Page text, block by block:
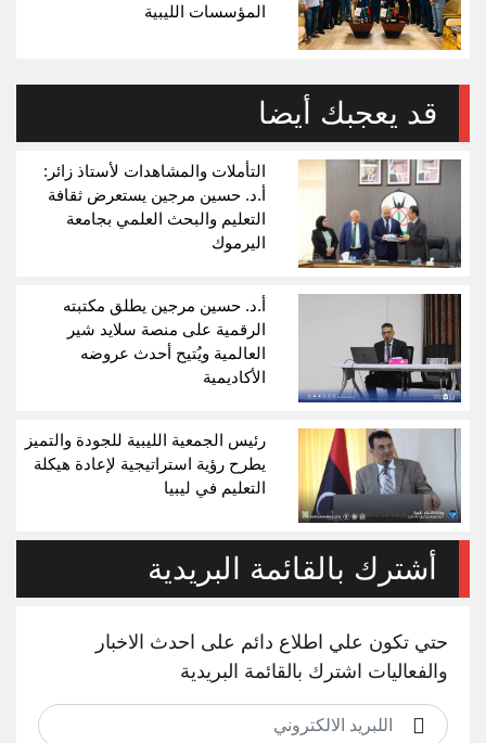
المؤسسات الليبية
قد يعجبك أيضا
التأملات والمشاهدات لأستاذ زائر:
أ.د. حسين مرجين يستعرض ثقافة
التعليم والبحث العلمي بجامعة
اليرموك
أ.د. حسين مرجين يطلق مكتبته
الرقمية على منصة سلايد شير
العالمية ويُتيح أحدث عروضه
الأكاديمية
رئيس الجمعية الليبية للجودة والتميز
يطرح رؤية استراتيجية لإعادة هيكلة
التعليم في ليبيا
أشترك بالقائمة البريدية
حتي تكون علي اطلاع دائم على احدث الاخبار
والفعاليات اشترك بالقائمة البريدية